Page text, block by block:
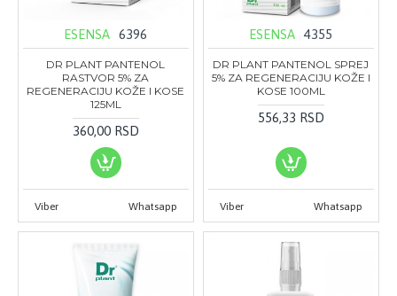
ESENSA 6396
DR PLANT PANTENOL
RASTVOR 5% ZA
REGENERACIJU KOŽE I KOSE
125ML
360,00 RSD
Viber Whatsapp
ESENSA 4355
DR PLANT PANTENOL SPREJ
5% ZA REGENERACIJU KOŽE I
KOSE 100ML
556,33 RSD
Viber Whatsapp